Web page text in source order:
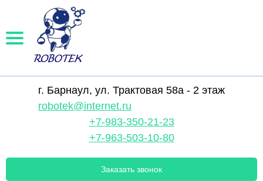
г. Барнаул, ул. Трактовая 58а - 2 этаж
robotek@internet.ru
+7-983-350-21-23
+7-963-503-10-80
Заказать звонок